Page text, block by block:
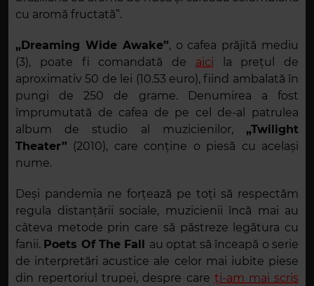
cu aromă fructată”.
„Dreaming Wide Awake”, o cafea prăjită mediu
(3), poate fi comandată de aici la prețul de
aproximativ 50 de lei (10.53 euro), fiind ambalată în
pungi de 250 de grame. Denumirea a fost
împrumutată de cafea de pe cel de-al patrulea
album de studio al muzicienilor, „Twilight
Theater” (2010), care conține o piesă cu același
nume.
Deși pandemia ne forțează pe toți să respectăm
regula distanțării sociale, muzicienii încă mai au
câteva metode prin care să păstreze legătura cu
fanii. Poets Of The Fall au optat să înceapă o serie
de interpretări acustice ale celor mai iubite piese
din repertoriul trupei, despre care ți-am mai scris